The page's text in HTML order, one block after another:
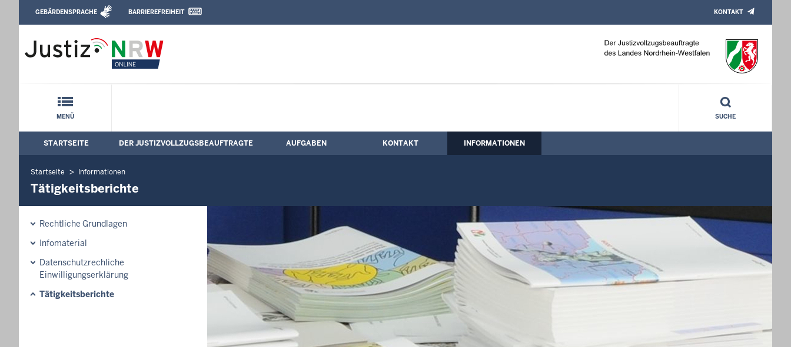
Der Justizvollzugsbeauftragte des Landes Nordrhein-Westfalen: Tätigkeitsberichte
Direkt zum Inhalt
Leichte Sprache, Gebärdensprachenvideo und Kontaktformular
GEBÄRDENSPRACHE BARRIEREFREIHEIT KONTAKT
Schnellnavigation mit Volltext-Suche
MENÜ SUCHE
Hauptmenü: Hauptnavigation
STARTSEITE DER JUSTIZVOLLZUGSBEAUFTRAGTE AUFGABEN KONTAKT INFORMATIONEN
Startseite Informationen
Tätigkeitsberichte
Rechtliche Grundlagen
Infomaterial
Datenschutzrechliche
Einwilligungserklärung
Tätigkeitsberichte